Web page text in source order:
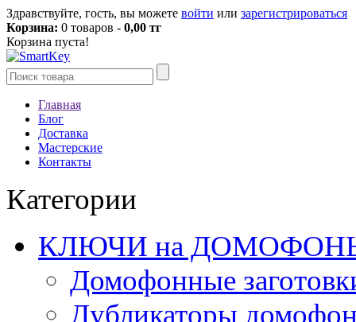
Здравствуйте, гость, вы можете войти или зарегистрироваться
Корзина: 0 товаров - 0,00 тг
Корзина пуста!
Главная
Блог
Доставка
Мастерские
Контакты
Категории
КЛЮЧИ на
Домофонные
Дубликаторы